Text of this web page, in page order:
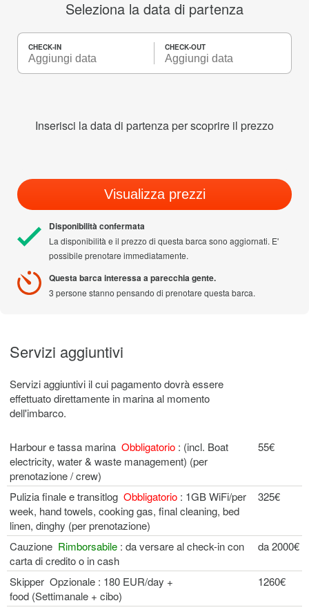
Seleziona la data di partenza
CHECK-IN CHECK-OUT
Inserisci la data di partenza per scoprire il prezzo
Visualizza prezzi
Disponibilità confermata
La disponibilità e il prezzo di questa barca sono aggiornati. E'
possibile prenotare immediatamente.
Questa barca interessa a parecchia gente.
3 persone stanno pensando di prenotare questa barca.
Servizi aggiuntivi
Servizi aggiuntivi il cui pagamento dovrà essere
effettuato direttamente in marina al momento
dell'imbarco.
Harbour e tassa marina Obbligatorio : (incl. Boat
electricity, water & waste management) (per
prenotazione / crew)
55€
Pulizia finale e transitlog Obbligatorio : 1GB WiFi/per
week, hand towels, cooking gas, final cleaning, bed
linen, dinghy (per prenotazione)
325€
Cauzione Rimborsabile : da versare al check-in con
carta di credito o in cash
da 2000€
Skipper Opzionale : 180 EUR/day +
food (Settimanale + cibo)
1260€